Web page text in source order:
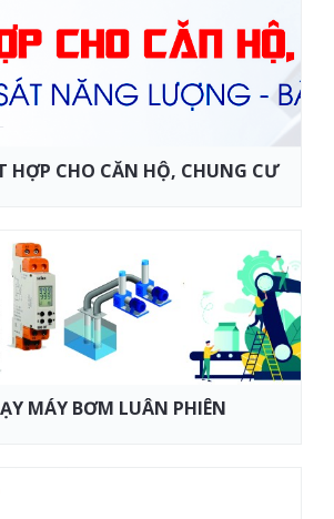
HỢP CHO CĂN HỘ, CHUNG CƯ
MÁY BƠM LUÂN PHIÊN